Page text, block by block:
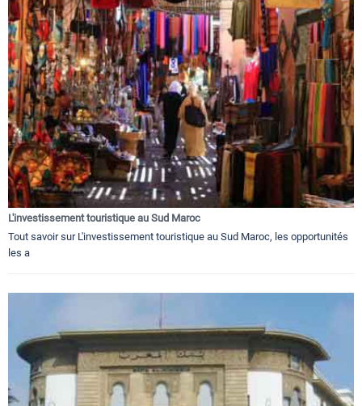
L'investissement touristique au Sud Maroc
Tout savoir sur L'investissement touristique au Sud Maroc, les opportunités
les a